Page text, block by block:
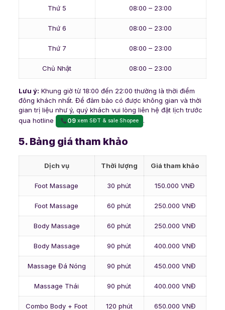
Thứ 5 08:00 – 23:00
Thứ 6 08:00 – 23:00
Thứ 7 08:00 – 23:00
Chủ Nhật 08:00 – 23:00
Lưu ý: Khung giờ từ 18:00 đến 22:00 thường là thời điểm
đông khách nhất. Để đảm bảo có được không gian và thời
gian trị liệu như ý, quý khách vui lòng liên hệ đặt lịch trước
qua hotline
09 xem SĐT & sale Shopee .
5. Bảng giá tham khảo
Dịch vụ Thời lượng Giá tham khảo
Foot Massage 30 phút 150.000 VNĐ
Foot Massage 60 phút 250.000 VNĐ
Body Massage 60 phút 250.000 VNĐ
Body Massage 90 phút 400.000 VNĐ
Massage Đá Nóng 90 phút 450.000 VNĐ
Massage Thái 90 phút 400.000 VNĐ
Combo Body + Foot 120 phút 650.000 VNĐ